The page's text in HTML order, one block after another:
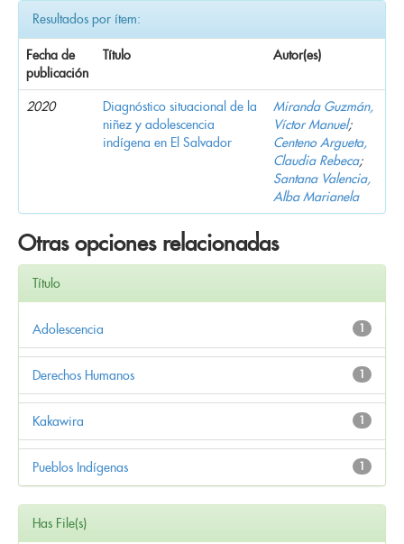
Resultados por ítem:
Fecha de
publicación
Título Autor(es)
2020
Diagnóstico situacional de la
niñez y adolescencia
indígena en El Salvador
Miranda Guzmán,
Víctor Manuel;
Centeno Argueta,
Claudia Rebeca;
Santana Valencia,
Alba Marianela
Otras opciones relacionadas
Título
1
Adolescencia
1
Derechos Humanos
1
Kakawira
1
Pueblos Indígenas
Has File(s)